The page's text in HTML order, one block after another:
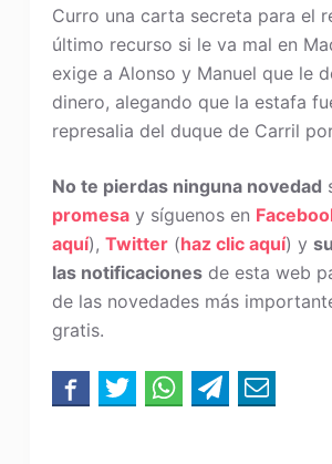
Curro una carta secreta para el
último recurso si le va mal en
exige a Alonso y Manuel que le
dinero, alegando que la estafa
represalia del duque de Carril
No te pierdas ninguna novedad
promesay síguenos en
aquí), Twitter(haz clic aquí) y
las notificacionesde esta web
de las novedades más
gratis.